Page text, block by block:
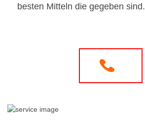
besten Mitteln die gegeben sind.